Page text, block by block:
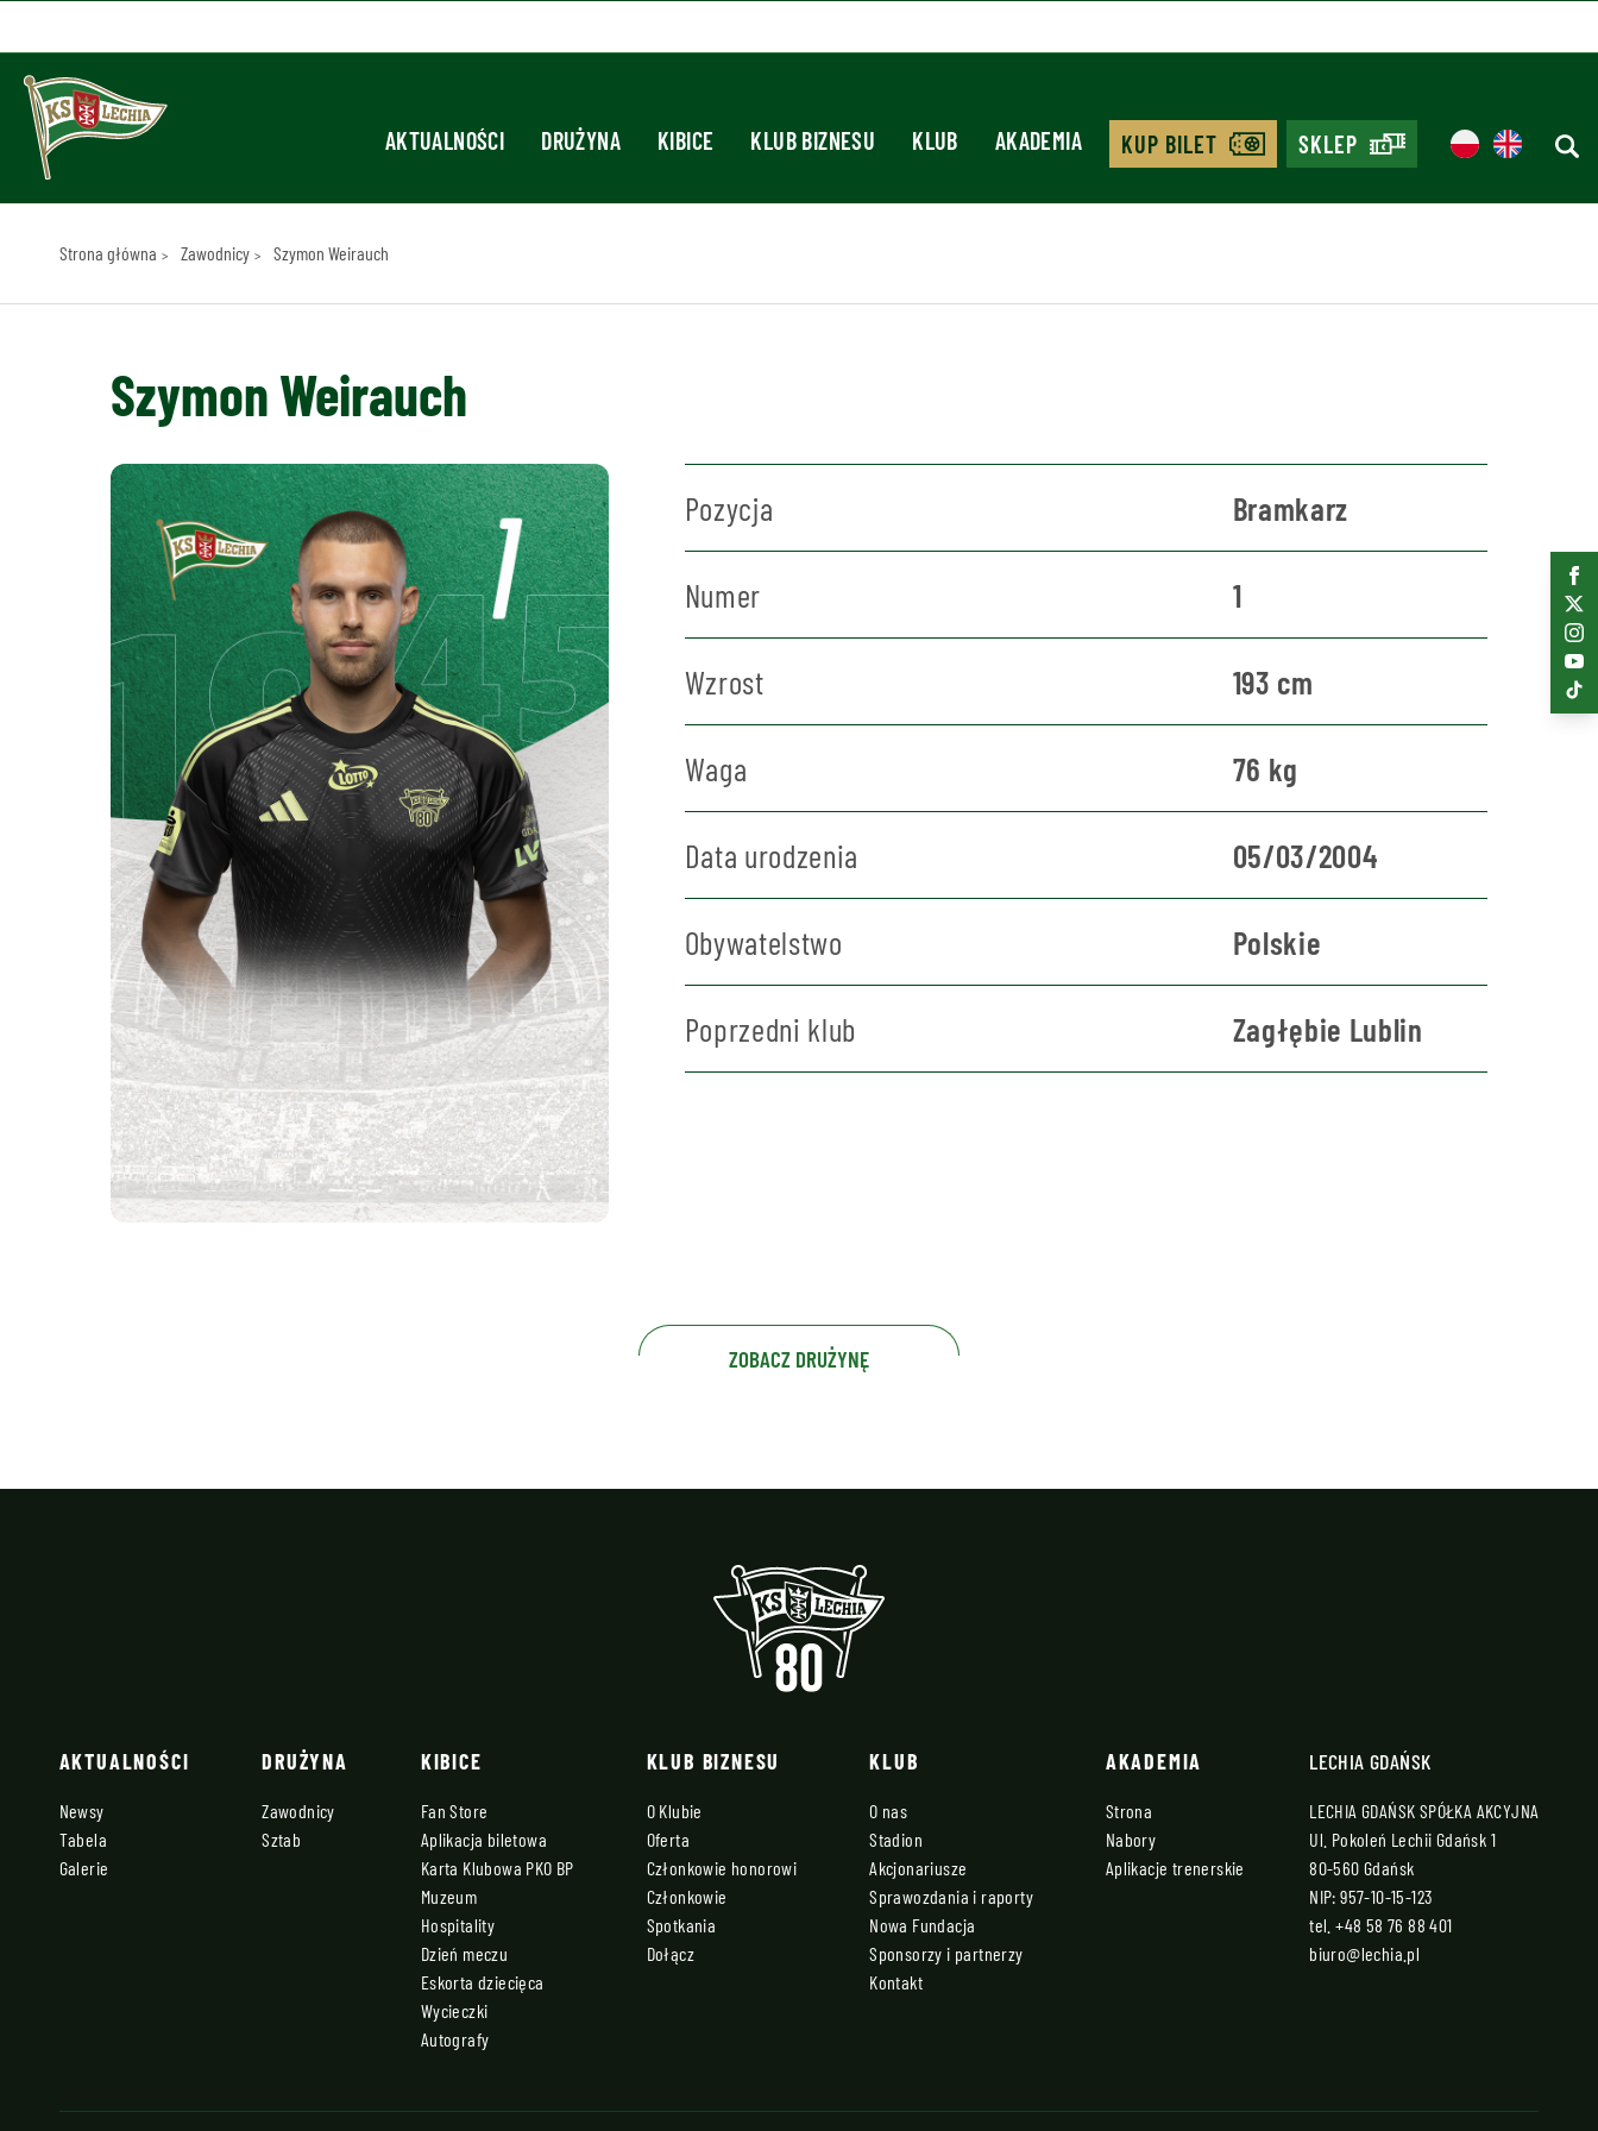
AKTUALNOŚCI DRUŻYNA KIBICE KLUB BIZNESU KLUB AKADEMIA KUP BILET SKLEP
Strona główna Zawodnicy Szymon Weirauch
Szymon Weirauch
Pozycja Bramkarz
Numer 1
Wzrost 193 cm
Waga 76 kg
Data urodzenia 05/03/2004
Obywatelstwo Polskie
Poprzedni klub Zagłębie Lublin
ZOBACZ DRUŻYNĘ
AKTUALNOŚCI
Newsy
Tabela
Galerie
DRUŻYNA
Zawodnicy
Sztab
KIBICE
Fan Store
Aplikacja biletowa
Karta Klubowa PKO BP
Muzeum
Hospitality
Dzień meczu
Eskorta dziecięca
Wycieczki
Autografy
KLUB BIZNESU
O Klubie
Oferta
Członkowie honorowi
Członkowie
Spotkania
Dołącz
KLUB
O nas
Stadion
Akcjonariusze
Sprawozdania i raporty
Nowa Fundacja
Sponsorzy i partnerzy
Kontakt
AKADEMIA
Strona
Nabory
Aplikacje trenerskie
LECHIA GDAŃSK
LECHIA GDAŃSK SPÓŁKA AKCYJNA
Ul. Pokoleń Lechii Gdańsk 1
80-560 Gdańsk
NIP: 957-10-15-123
tel.+48 58 76 88 401
biuro@lechia.pl